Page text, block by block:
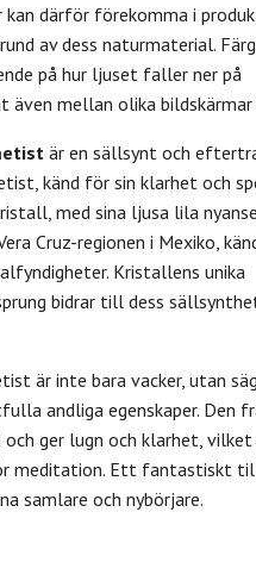
kan därför förekomma i
av dess naturmaterial.
på hur ljuset faller ner på
även mellan olika bildskärmar
är en sällsynt och
känd för sin klarhet och
med sina ljusa lila
Cruz-regionen i Mexiko,
Kristallens unika
bidrar till dess
är inte bara vacker, utan
andliga egenskaper. Den
ger lugn och klarhet, vilket
meditation. Ett fantastiskt
samlare och nybörjare.